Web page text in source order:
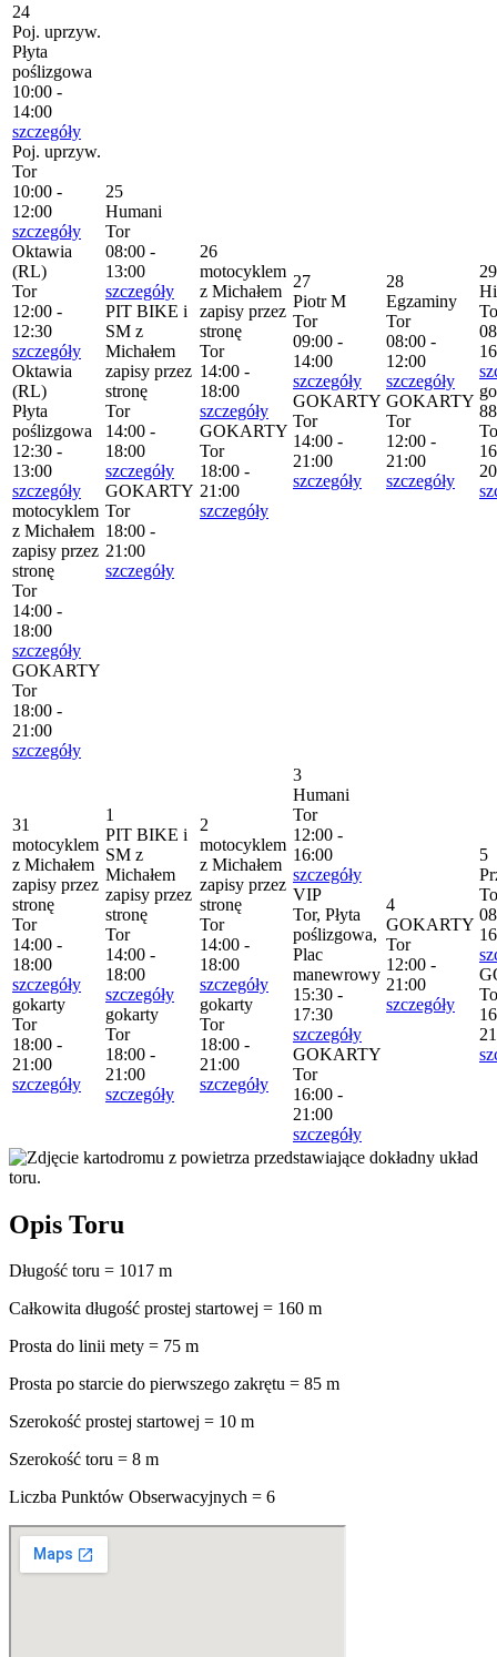
24
Poj. uprzyw.
Płyta
poślizgowa
10:00 -
14:00
szczegóły
Poj. uprzyw.
Tor
10:00 -
12:00
szczegóły
Oktawia
(RL)
Tor
12:00 -
12:30
szczegóły
Oktawia
(RL)
Płyta
poślizgowa
12:30 -
13:00
szczegóły
motocyklem
z Michałem
zapisy przez
stronę
Tor
14:00 -
18:00
szczegóły
GOKARTY
Tor
18:00 -
21:00
szczegóły
25
Humani
Tor
08:00 -
13:00
szczegóły
PIT BIKE i
SM z
Michałem
zapisy przez
stronę
Tor
14:00 -
18:00
szczegóły
GOKARTY
Tor
18:00 -
21:00
szczegóły
26
motocyklem
z Michałem
zapisy przez
stronę
Tor
14:00 -
18:00
szczegóły
GOKARTY
Tor
18:00 -
21:00
szczegóły
27
Piotr M
Tor
09:00 -
14:00
szczegóły
GOKARTY
Tor
14:00 -
21:00
szczegóły
28
Egzaminy
Tor
08:00 -
12:00
szczegóły
GOKARTY
Tor
12:00 -
21:00
szczegóły
29
31
motocyklem
z Michałem
zapisy przez
stronę
Tor
14:00 -
18:00
szczegóły
gokarty
Tor
18:00 -
21:00
szczegóły
1
PIT BIKE i
SM z
Michałem
zapisy przez
stronę
Tor
14:00 -
18:00
szczegóły
gokarty
Tor
18:00 -
21:00
szczegóły
2
motocyklem
z Michałem
zapisy przez
stronę
Tor
14:00 -
18:00
szczegóły
gokarty
Tor
18:00 -
21:00
szczegóły
3
Humani
Tor
12:00 -
16:00
szczegóły
VIP
Tor, Płyta
poślizgowa,
Plac
manewrowy
15:30 -
17:30
szczegóły
GOKARTY
Tor
16:00 -
21:00
szczegóły
4
GOKARTY
Tor
12:00 -
21:00
szczegóły
5
Opis Toru
Długość toru = 1017 m
Całkowita długość prostej startowej = 160 m
Prosta do linii mety = 75 m
Prosta po starcie do pierwszego zakrętu = 85 m
Szerokość prostej startowej = 10 m
Szerokość toru = 8 m
Liczba Punktów Obserwacyjnych = 6